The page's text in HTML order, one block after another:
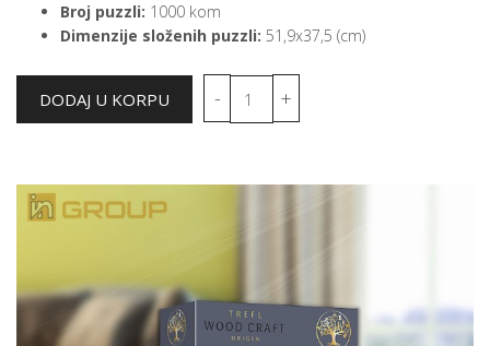
Broj puzzli: 1000 kom
Dimenzije složenih puzzli: 51,9x37,5 (cm)